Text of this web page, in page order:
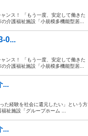
ンス！ 「もう一度、安定して働きた
介護福祉施設「小規模多機能型居...
0...
ンス！ 「もう一度、安定して働きた
介護福祉施設「小規模多機能型居...
...
た経験を社会に還元したい」という方
祉施設「グループホーム ...
...